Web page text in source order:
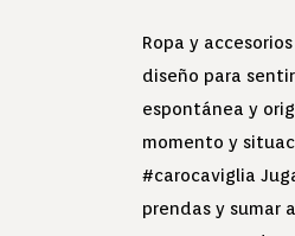
Ropa y
diseño para
espontánea y
momento y
#carocaviglia
prendas y sumar